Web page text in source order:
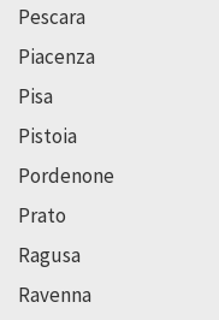
Pescara
Piacenza
Pisa
Pistoia
Pordenone
Prato
Ragusa
Ravenna